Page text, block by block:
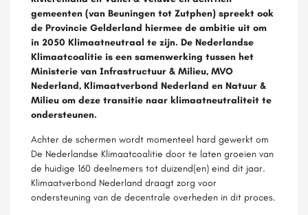
gemeenten (van Beuningen tot Zutphen) spreekt ook
de Provincie Gelderland hiermee de ambitie uit om
in 2050 Klimaatneutraal te zijn. De Nederlandse
Klimaatcoalitie is een samenwerking tussen het
Ministerie van Infrastructuur & Milieu, MVO
Nederland, Klimaatverbond Nederland en Natuur &
Milieu om deze transitie naar klimaatneutraliteit te
ondersteunen.
Achter de schermen wordt momenteel hard gewerkt om
De Nederlandse Klimaatcoalitie door te laten groeien van
de huidige 160 deelnemers tot duizend(en) eind dit jaar.
Klimaatverbond Nederland draagt zorg voor
ondersteuning van de decentrale overheden in dit proces.